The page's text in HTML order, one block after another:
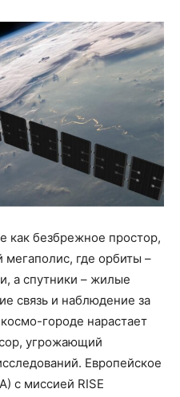
как безбрежное простор,
мегаполис, где орбиты –
а спутники – жилые
связь и наблюдение за
городе нарастает
угрожающий
Европейское
с миссией RISE